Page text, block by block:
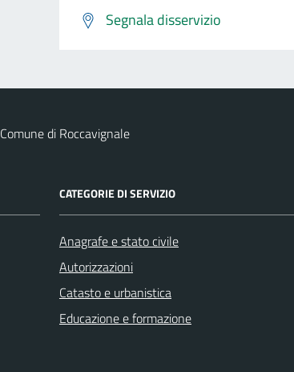
Segnala disservizio
Comune di Roccavignale
CATEGORIE DI SERVIZIO
Anagrafe e stato civile
Autorizzazioni
Catasto e urbanistica
Educazione e formazione